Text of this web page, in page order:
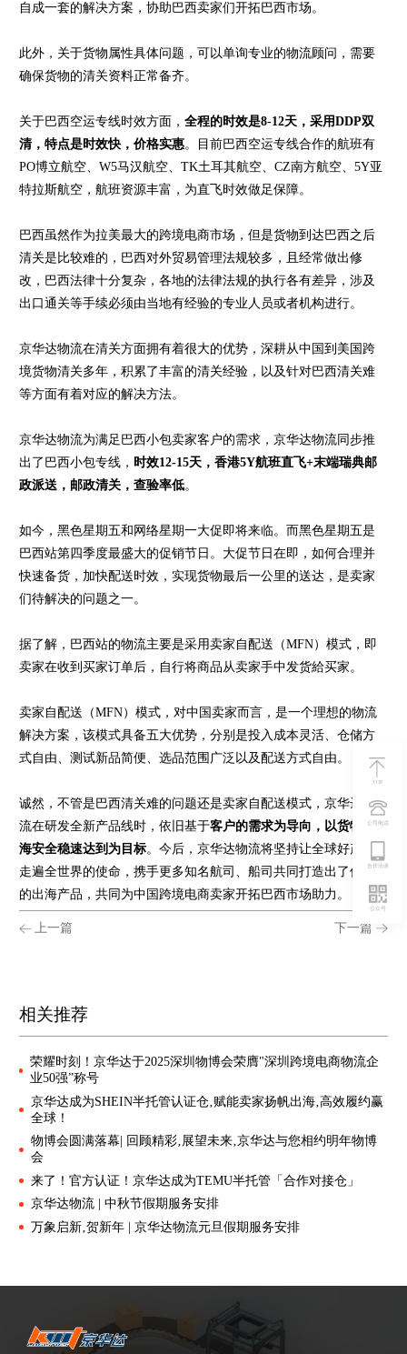
TOP
公司电话
合作洽谈
公众号
自成一套的解决方案，协助巴西卖家们开拓巴西市场。
此外，关于货物属性具体问题，可以单询专业的物流顾问，需要
确保货物的清关资料正常备齐。
关于巴西空运专线时效方面，全程的时效是8-12天，采用DDP双
清，特点是时效快，价格实惠。目前巴西空运专线合作的航班有
PO博立航空、W5马汉航空、TK土耳其航空、CZ南方航空、5Y亚
特拉斯航空，航班资源丰富，为直飞时效做足保障。
巴西虽然作为拉美最大的跨境电商市场，但是货物到达巴西之后
清关是比较难的，巴西对外贸易管理法规较多，且经常做出修
改，巴西法律十分复杂，各地的法律法规的执行各有差异，涉及
出口通关等手续必须由当地有经验的专业人员或者机构进行。
京华达物流在清关方面拥有着很大的优势，深耕从中国到美国跨
境货物清关多年，积累了丰富的清关经验，以及针对巴西清关难
等方面有着对应的解决方法。
京华达物流为满足巴西小包卖家客户的需求，京华达物流同步推
出了巴西小包专线， 时效12-15天，香港5Y航班直飞+末端瑞典邮
政派送，邮政清关，查验率低。
如今，黑色星期五和网络星期一大促即将来临。而黑色星期五是
巴西站第四季度最盛大的促销节日。大促节日在即，如何合理并
快速备货，加快配送时效，实现货物最后一公里的送达，是卖家
们待解决的问题之一。
据了解，巴西站的物流主要是采用卖家自配送（MFN）模式，即
卖家在收到买家订单后，自行将商品从卖家手中发货給买家。
卖家自配送（MFN）模式，对中国卖家而言，是一个理想的物流
解决方案，该模式具备五大优势，分别是投入成本灵活、仓储方
式自由、测试新品简便、选品范围广泛以及配送方式自由。
诚然，不管是巴西清关难的问题还是卖家自配送模式，京华达物
流在研发全新产品线时，依旧基于客户的需求为导向，以货物出
海安全稳速达到为目标。今后，京华达物流将坚持让全球好产品
走遍全世界的使命，携手更多知名航司、船司共同打造出了优质
的出海产品，共同为中国跨境电商卖家开拓巴西市场助力。
上一篇 下一篇
相关推荐
荣耀时刻！京华达于2025深圳物博会荣膺"深圳跨境电商物流企
业50强”称号
京华达成为SHEIN半托管认证仓‚赋能卖家扬帆出海‚高效履约赢
全球！
物博会圆满落幕| 回顾精彩‚展望未来‚京华达与您相约明年物博
会
来了！官方认证！京华达成为TEMU半托管「合作对接仓」
京华达物流 | 中秋节假期服务安排
万象启新‚贺新年 | 京华达物流元旦假期服务安排